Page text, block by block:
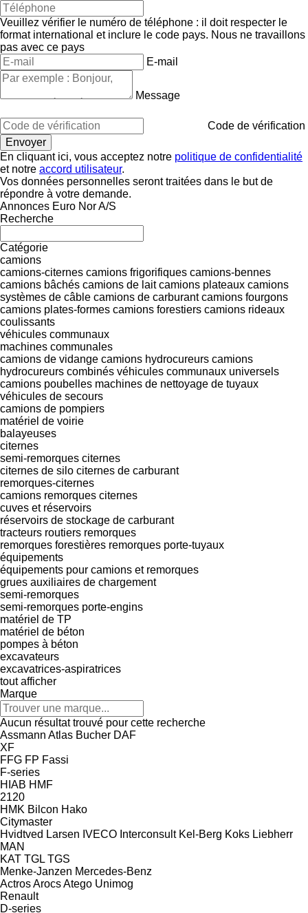
Veuillez vérifier le numéro de téléphone : il doit respecter le
format international et inclure le code pays. Nous ne travaillons
pas avec ce pays
E-mail
Message
Code de vérification
En cliquant ici, vous acceptez notre politique de confidentialité
et notre accord utilisateur.
Vos données personnelles seront traitées dans le but de
répondre à votre demande.
Annonces Euro Nor A/S
Recherche
Catégorie
camions
camions-citernes camions frigorifiques camions-bennes
camions bâchés camions de lait camions plateaux camions
systèmes de câble camions de carburant camions fourgons
camions plates-formes camions forestiers camions rideaux
coulissants
véhicules communaux
machines communales
camions de vidange camions hydrocureurs camions
hydrocureurs combinés véhicules communaux universels
camions poubelles machines de nettoyage de tuyaux
véhicules de secours
camions de pompiers
matériel de voirie
balayeuses
citernes
semi-remorques citernes
citernes de silo citernes de carburant
remorques-citernes
camions remorques citernes
cuves et réservoirs
réservoirs de stockage de carburant
tracteurs routiers remorques
remorques forestières remorques porte-tuyaux
équipements
équipements pour camions et remorques
grues auxiliaires de chargement
semi-remorques
semi-remorques porte-engins
matériel de TP
matériel de béton
pompes à béton
excavateurs
excavatrices-aspiratrices
tout afficher
Marque
Aucun résultat trouvé pour cette recherche
Assmann Atlas Bucher DAF
XF
FFG FP Fassi
F-series
HIAB HMF
2120
HMK Bilcon Hako
Citymaster
Hvidtved Larsen IVECO Interconsult Kel-Berg Koks Liebherr
MAN
KAT TGL TGS
Menke-Janzen Mercedes-Benz
ActrosArocsAtego Unimog
Renault
D-series